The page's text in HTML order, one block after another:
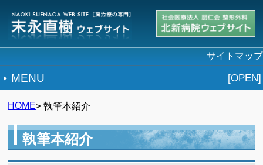
サイトマップ
MENU
HOME> 執筆本紹介
執筆本紹介